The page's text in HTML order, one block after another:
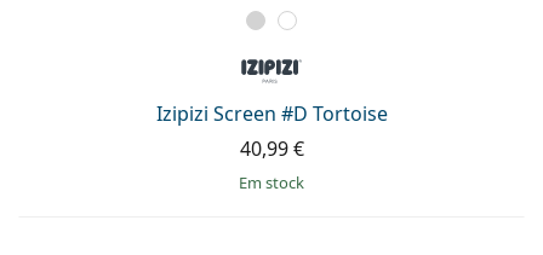
Izipizi Screen #D Tortoise
40,99 €
em stock